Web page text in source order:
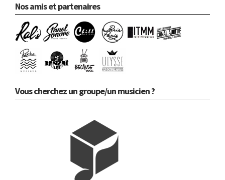
Nos amis et partenaires
Vous cherchez un groupe/un musicien ?